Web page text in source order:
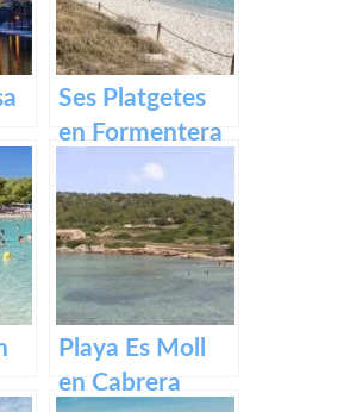
Ses Platgetes
en Formentera
Playa Es Moll
en Cabrera